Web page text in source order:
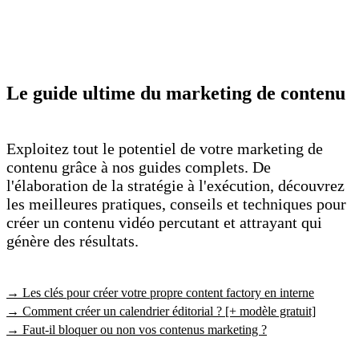
Le guide ultime du marketing de contenu
Exploitez tout le potentiel de votre marketing de
contenu grâce à nos guides complets. De
l'élaboration de la stratégie à l'exécution, découvrez
les meilleures pratiques, conseils et techniques pour
créer un contenu vidéo percutant et attrayant qui
génère des résultats.
→ Les clés pour créer votre propre content factory en interne
→ Comment créer un calendrier éditorial ? [+ modèle gratuit]
→ Faut-il bloquer ou non vos contenus marketing ?